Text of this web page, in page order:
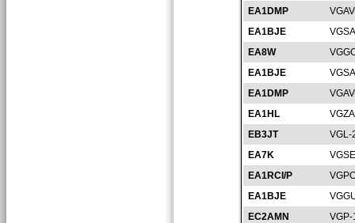
EA1DMP
EA1BJE
EA8W
EA1BJE
EA1DMP
EA1HL
EB3JT
VGL-
EA7K
EA1RCI/P
EA1BJE
EC2AMN
VGP-